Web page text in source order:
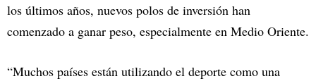
los últimos años, nuevos polos de inversión han
comenzado a ganar peso, especialmente en Medio Oriente.
“Muchos países están utilizando el deporte como una